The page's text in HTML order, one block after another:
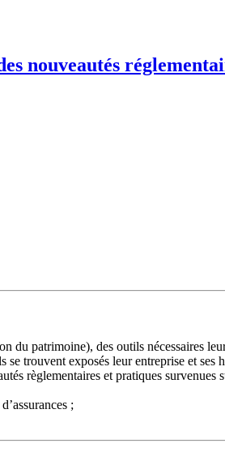
nouveautés
du patrimoine), des outils nécessaires
trouvent exposés leur entreprise et ses
règlementaires et pratiques survenues
;